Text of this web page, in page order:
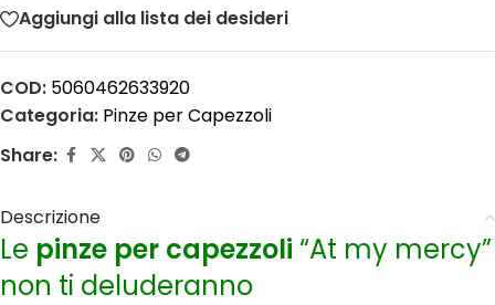
Aggiungi alla lista dei desideri
COD: 5060462633920
Categoria: Pinze per Capezzoli
Share:
Descrizione
Le pinze per capezzoli “At my mercy”
non ti deluderanno